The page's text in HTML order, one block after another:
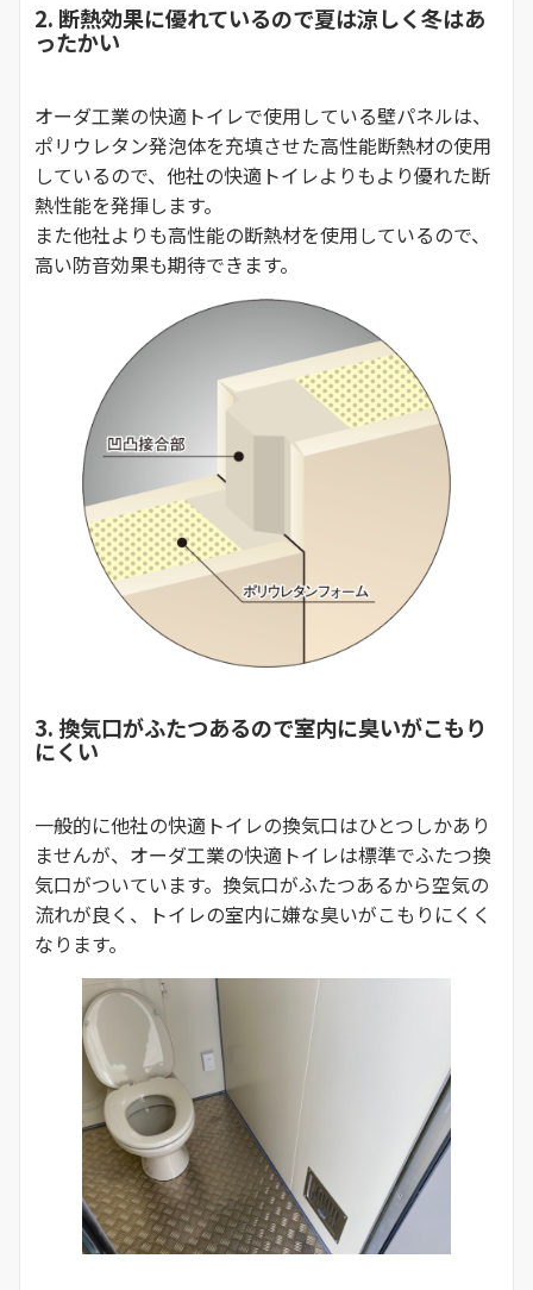
2. 断熱効果に優れているので夏は涼しく冬はあ
ったかい
オーダ工業の快適トイレで使用している壁パネルは、
ポリウレタン発泡体を充填させた高性能断熱材の使用
しているので、他社の快適トイレよりもより優れた断
熱性能を発揮します。
また他社よりも高性能の断熱材を使用しているので、
高い防音効果も期待できます。
3. 換気口がふたつあるので室内に臭いがこもり
にくい
一般的に他社の快適トイレの換気口はひとつしかあり
ませんが、オーダ工業の快適トイレは標準でふたつ換
気口がついています。換気口がふたつあるから空気の
流れが良く、トイレの室内に嫌な臭いがこもりにくく
なります。